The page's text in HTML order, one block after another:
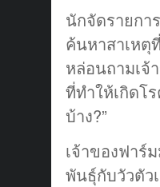
นักจัดรายกา
ค้นหาสาเหตุ
หล่อนถามเจ้
ที่ทำให้เกิดโ
บ้าง?”
เจ้าของฟาร์
พันธุ์กับวัวตัว